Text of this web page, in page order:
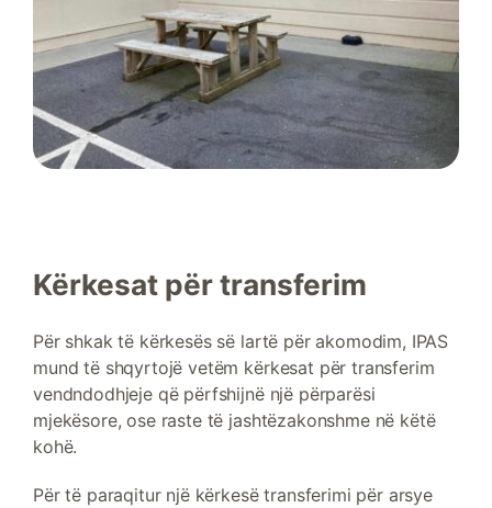
Kërkesat për transferim
Për shkak të kërkesës së lartë për akomodim, IPAS
mund të shqyrtojë vetëm kërkesat për transferim
vendndodhjeje që përfshijnë një përparësi
mjekësore, ose raste të jashtëzakonshme në këtë
kohë.
Për të paraqitur një kërkesë transferimi për arsye